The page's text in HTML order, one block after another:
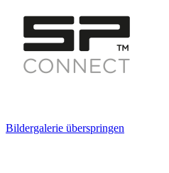
Bildergalerie überspringen